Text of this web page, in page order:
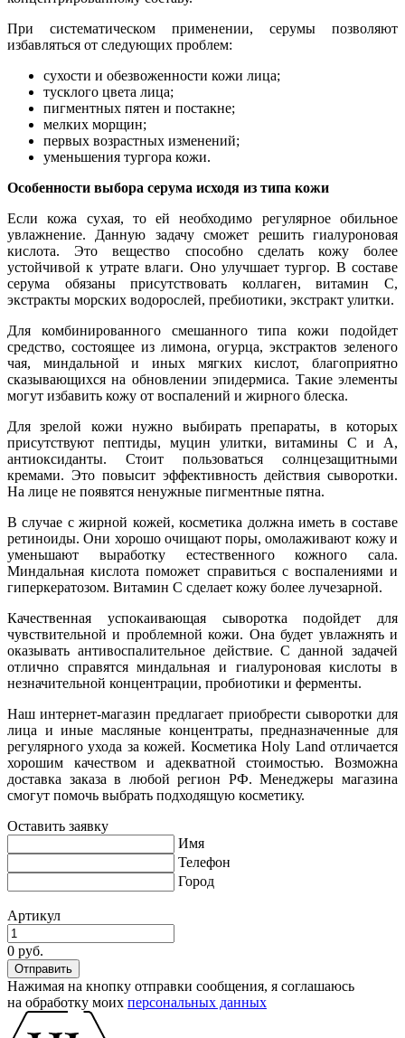
При систематическом применении, серумы позволяют
избавляться от следующих проблем:
сухости и обезвоженности кожи лица;
тусклого цвета лица;
пигментных пятен и постакне;
мелких морщин;
первых возрастных изменений;
уменьшения тургора кожи.
Особенности выбора серума исходя из типа кожи
Если кожа сухая, то ей необходимо регулярное обильное
увлажнение. Данную задачу сможет решить гиалуроновая
кислота. Это вещество способно сделать кожу более
устойчивой к утрате влаги. Оно улучшает тургор. В составе
серума обязаны присутствовать коллаген, витамин С,
экстракты морских водорослей, пребиотики, экстракт улитки.
Для комбинированного смешанного типа кожи подойдет
средство, состоящее из лимона, огурца, экстрактов зеленого
чая, миндальной и иных мягких кислот, благоприятно
сказывающихся на обновлении эпидермиса. Такие элементы
могут избавить кожу от воспалений и жирного блеска.
Для зрелой кожи нужно выбирать препараты, в которых
присутствуют пептиды, муцин улитки, витамины С и А,
антиоксиданты. Стоит пользоваться солнцезащитными
кремами. Это повысит эффективность действия сыворотки.
На лице не появятся ненужные пигментные пятна.
В случае с жирной кожей, косметика должна иметь в составе
ретиноиды. Они хорошо очищают поры, омолаживают кожу и
уменьшают выработку естественного кожного сала.
Миндальная кислота поможет справиться с воспалениями и
гиперкератозом. Витамин С сделает кожу более лучезарной.
Качественная успокаивающая сыворотка подойдет для
чувствительной и проблемной кожи. Она будет увлажнять и
оказывать антивоспалительное действие. С данной задачей
отлично справятся миндальная и гиалуроновая кислоты в
незначительной концентрации, пробиотики и ферменты.
Наш интернет-магазин предлагает приобрести сыворотки для
лица и иные масляные концентраты, предназначенные для
регулярного ухода за кожей. Косметика Holy Land отличается
хорошим качеством и адекватной стоимостью. Возможна
доставка заказа в любой регион РФ. Менеджеры магазина
смогут помочь выбрать подходящую косметику.
Оставить заявку
Имя
Телефон
Город
Артикул
0 руб.
Нажимая на кнопку отправки сообщения, я соглашаюсь
на обработку моих персональных данных